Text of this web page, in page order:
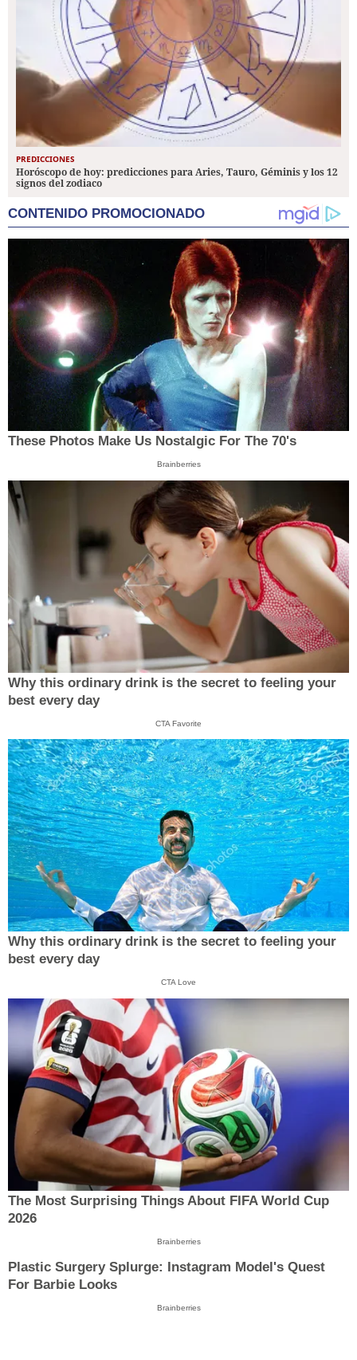
PREDICCIONES
Horóscopo de hoy: predicciones para Aries, Tauro, Géminis y los 12
signos del zodiaco
CONTENIDO PROMOCIONADO
These Photos Make Us Nostalgic For The 70's
Brainberries
Why this ordinary drink is the secret to feeling your
best every day
CTA Favorite
Why this ordinary drink is the secret to feeling your
best every day
CTA Love
The Most Surprising Things About FIFA World Cup
2026
Brainberries
Plastic Surgery Splurge: Instagram Model's Quest
For Barbie Looks
Brainberries